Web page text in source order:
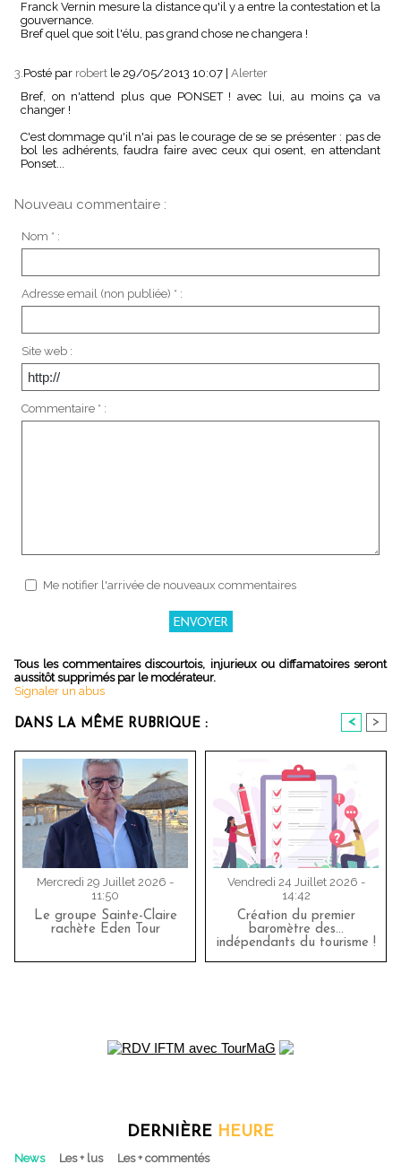
Franck Vernin mesure la distance qu'il y a entre la contestation et la
gouvernance.
Bref quel que soit l'élu, pas grand chose ne changera !
3. Posté par robert le 29/05/2013 10:07 | Alerter
Bref, on n'attend plus que PONSET ! avec lui, au moins ça va
changer !
C'est dommage qu'il n'ai pas le courage de se se présenter : pas de
bol les adhérents, faudra faire avec ceux qui osent, en attendant
Ponset...
Nouveau commentaire :
Nom * :
Adresse email (non publiée) * :
Site web :
Commentaire * :
Me notifier l'arrivée de nouveaux commentaires
Tous les commentaires discourtois, injurieux ou diffamatoires seront
aussitôt supprimés par le modérateur.
Signaler un abus
DANS LA MÊME RUBRIQUE : < >
Mercredi 29 Juillet 2026 -
11:50
Le groupe Sainte-Claire
rachète Eden Tour
Vendredi 24 Juillet 2026 -
14:42
Création du premier
baromètre des…
indépendants du tourisme !
DERNIÈRE HEURE
News Les + lus Les + commentés